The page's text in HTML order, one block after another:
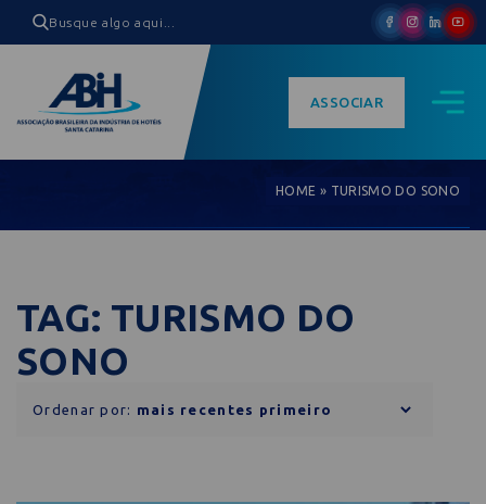
ASSOCIAR
HOME » TURISMO DO SONO
TAG: TURISMO DO
SONO
Ordenar por: